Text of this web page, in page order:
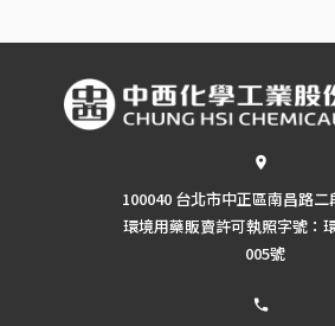
100040 台北市中正區南昌路
環境用藥販賣許可執照字號：
005號